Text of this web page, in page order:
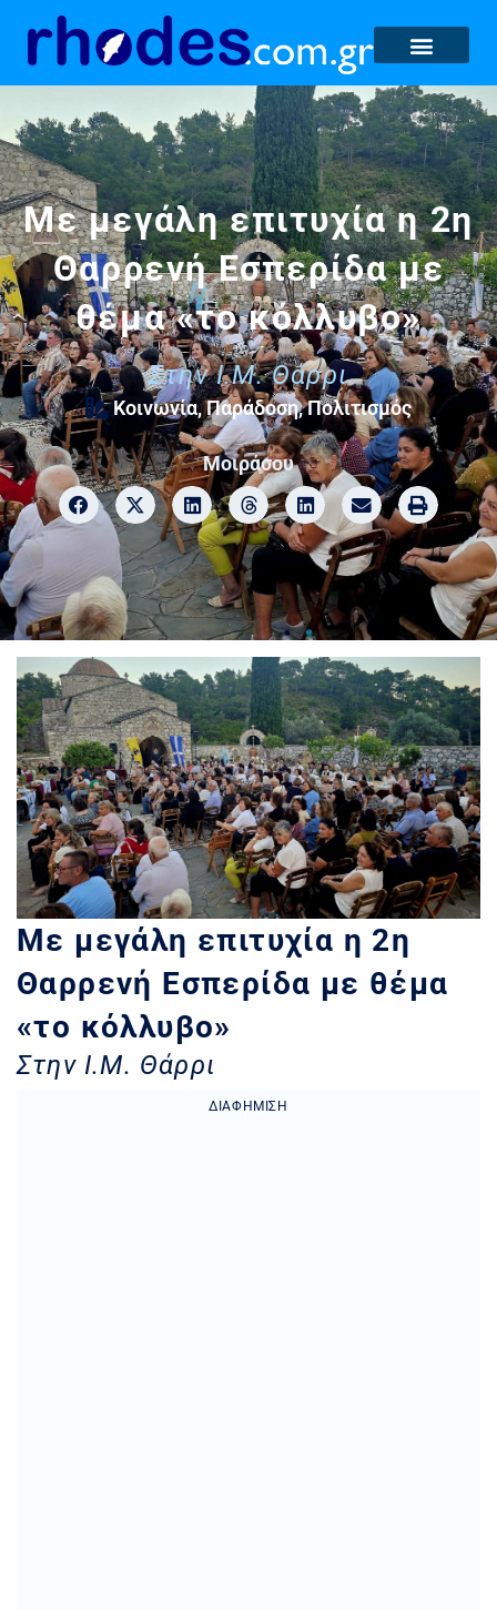
Με μεγάλη επιτυχία η 2η
Θαρρενή Εσπερίδα με
θέμα «το κόλλυβο»
Στην Ι.Μ. Θάρρι
Κοινωνία,Παράδοση,Πολιτισμός
Μοιράσου
Με μεγάλη επιτυχία η 2η
Θαρρενή Εσπερίδα με θέμα
«το κόλλυβο»
Στην Ι.Μ. Θάρρι
ΔΙΑΦΉΜΙΣΗ